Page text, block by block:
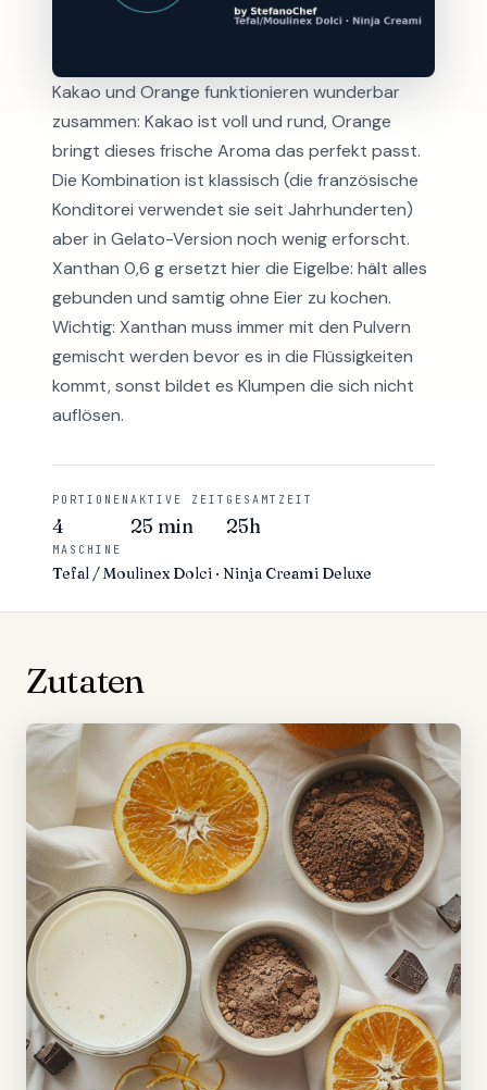
Kakao und Orange funktionieren wunderbar
zusammen: Kakao ist voll und rund, Orange
bringt dieses frische Aroma das perfekt passt.
Die Kombination ist klassisch (die französische
Konditorei verwendet sie seit Jahrhunderten)
aber in Gelato-Version noch wenig erforscht.
Xanthan 0,6 g ersetzt hier die Eigelbe: hält alles
gebunden und samtig ohne Eier zu kochen.
Wichtig: Xanthan muss immer mit den Pulvern
gemischt werden bevor es in die Flüssigkeiten
kommt, sonst bildet es Klumpen die sich nicht
auflösen.
PORTIONEN
4
AKTIVE ZEIT
25 min
GESAMTZEIT
25h
MASCHINE
Tefal / Moulinex Dolci · Ninja Creami Deluxe
Zutaten